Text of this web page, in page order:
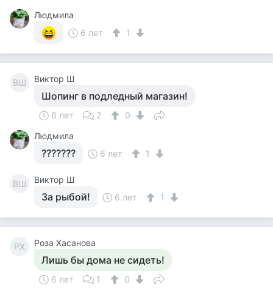
Людмила
6 лет
1
ВШ Виктор Ш
Шопинг в подледный магазин!
6 лет 2
0
Людмила
??????? 6 лет 1
ВШ Виктор Ш
За рыбой! 6 лет 1
РХ Роза Хасанова
Лишь бы дома не сидеть!
6 лет 1
0